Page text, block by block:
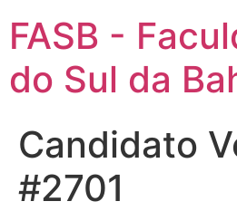
FASB -
do Sul da
Candidato
#2701